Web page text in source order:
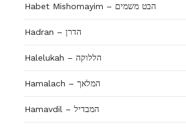
Habet Mishomayim – הבט משמים
Hadran – הדרן
Halelukah – הללוקה
Hamalach – המלאך
Hamavdil – המבדיל